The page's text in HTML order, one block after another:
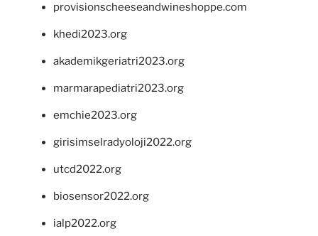
provisionscheeseandwineshoppe.com
khedi2023.org
akademikgeriatri2023.org
marmarapediatri2023.org
emchie2023.org
girisimselradyoloji2022.org
utcd2022.org
biosensor2022.org
ialp2022.org